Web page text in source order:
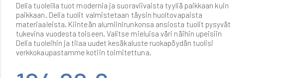
Delia tuoleilla tuot modernia ja suoraviivaista tyyliä paikkaan kuin
paikkaan. Delia tuolit valmistetaan täysin huoltovapaista
materiaaleista. Kiinteän alumiinirunkonsa ansiosta tuolit pysyvät
tukevina vuodesta toiseen. Valitse mieluisa väri näihin upeisiin
Delia tuoleihin ja tilaa uudet kesäkaluste ruokapöydän tuolisi
verkkokaupastamme kotiin toimitettuna.